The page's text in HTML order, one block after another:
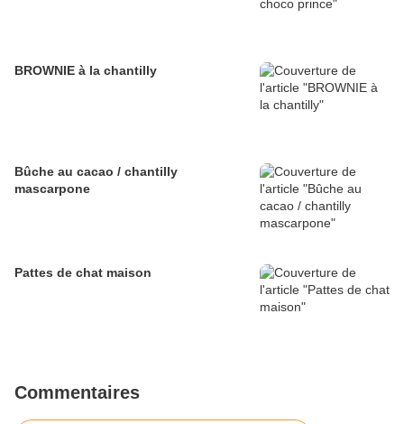
BROWNIE à la chantilly
Bûche au cacao / chantilly
mascarpone
Pattes de chat maison
Commentaires